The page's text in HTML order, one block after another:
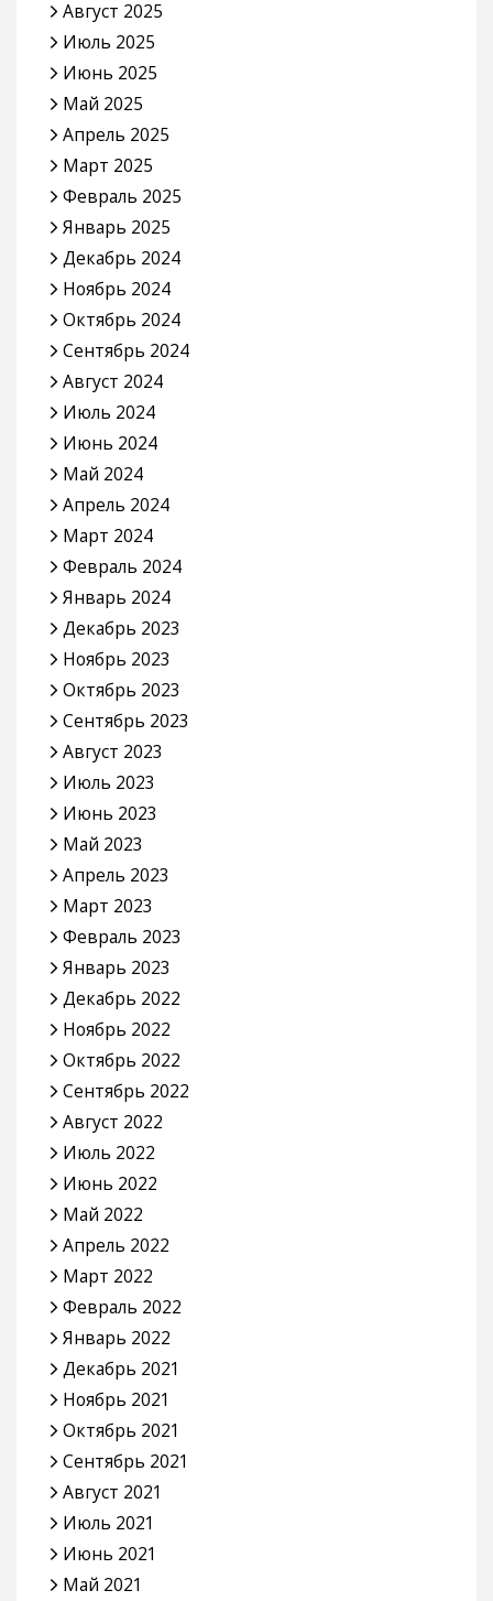
Август 2025
Июль 2025
Июнь 2025
Май 2025
Апрель 2025
Март 2025
Февраль 2025
Январь 2025
Декабрь 2024
Ноябрь 2024
Октябрь 2024
Сентябрь 2024
Август 2024
Июль 2024
Июнь 2024
Май 2024
Апрель 2024
Март 2024
Февраль 2024
Январь 2024
Декабрь 2023
Ноябрь 2023
Октябрь 2023
Сентябрь 2023
Август 2023
Июль 2023
Июнь 2023
Май 2023
Апрель 2023
Март 2023
Февраль 2023
Январь 2023
Декабрь 2022
Ноябрь 2022
Октябрь 2022
Сентябрь 2022
Август 2022
Июль 2022
Июнь 2022
Май 2022
Апрель 2022
Март 2022
Февраль 2022
Январь 2022
Декабрь 2021
Ноябрь 2021
Октябрь 2021
Сентябрь 2021
Август 2021
Июль 2021
Июнь 2021
Май 2021